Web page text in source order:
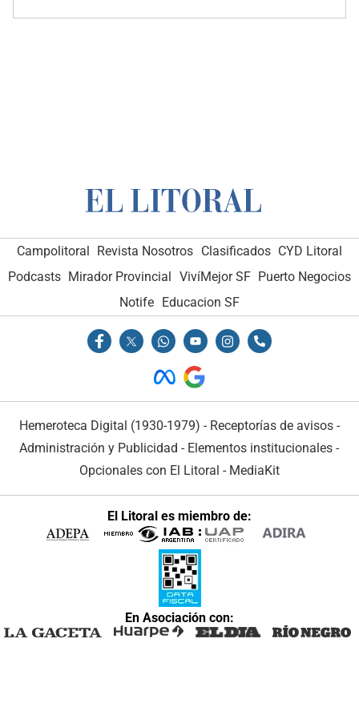
Campolitoral Revista Nosotros Clasificados CYD Litoral
Podcasts Mirador Provincial VivíMejor SF Puerto Negocios
Notife Educacion SF
Hemeroteca Digital (1930-1979) - Receptorías de avisos -
Administración y Publicidad - Elementos institucionales -
Opcionales con El Litoral - MediaKit
El Litoral es miembro de:
En Asociación con: